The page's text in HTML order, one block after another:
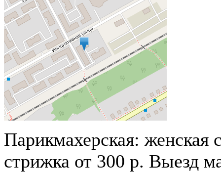
Парикмахерская: женская
стрижка от 300 р. Выезд